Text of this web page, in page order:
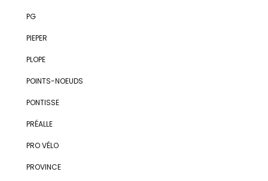
PG
PIEPER
PLOPE
POINTS-NOEUDS
PONTISSE
PRÉALLE
PRO VÉLO
PROVINCE